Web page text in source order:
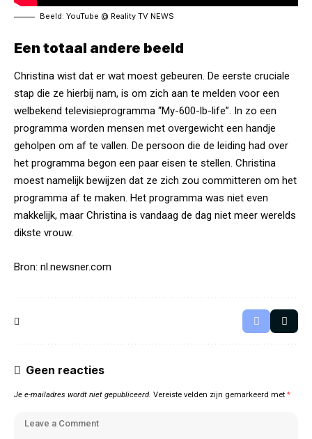
Beeld: YouTube @ Reality TV NEWS
Een totaal andere beeld
Christina wist dat er wat moest gebeuren. De eerste cruciale
stap die ze hierbij nam, is om zich aan te melden voor een
welbekend televisieprogramma “My-600-lb-life”. In zo een
programma worden mensen met overgewicht een handje
geholpen om af te vallen. De persoon die de leiding had over
het programma begon een paar eisen te stellen. Christina
moest namelijk bewijzen dat ze zich zou committeren om het
programma af te maken. Het programma was niet even
makkelijk, maar Christina is vandaag de dag niet meer werelds
dikste vrouw.
Bron: nl.newsner.com
Geen reacties
Je e-mailadres wordt niet gepubliceerd. Vereiste velden zijn gemarkeerd met *